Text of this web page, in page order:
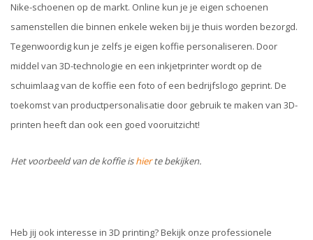
Nike-schoenen op de markt. Online kun je je eigen schoenen
samenstellen die binnen enkele weken bij je thuis worden bezorgd.
Tegenwoordig kun je zelfs je eigen koffie personaliseren. Door
middel van 3D-technologie en een inkjetprinter wordt op de
schuimlaag van de koffie een foto of een bedrijfslogo geprint. De
toekomst van productpersonalisatie door gebruik te maken van 3D-
printen heeft dan ook een goed vooruitzicht!
Het voorbeeld van de koffie ishierte bekijken.
Heb jij ook interesse in 3D printing? Bekijk onze professionele